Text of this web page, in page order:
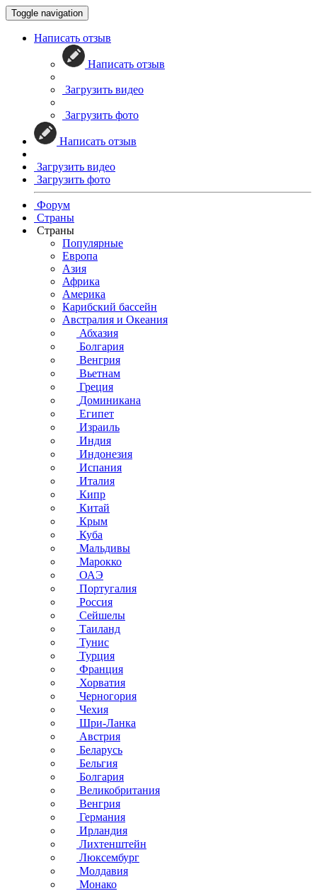
Toggle navigation
Написать отзыв
Написать отзыв
Загрузить видео
Загрузить фото
Написать отзыв
Загрузить видео
Загрузить фото
Форум
Страны
Страны
Популярные
Европа
Азия
Африка
Америка
Карибский бассейн
Австралия и Океания
Абхазия
Болгария
Венгрия
Вьетнам
Греция
Доминикана
Египет
Израиль
Индия
Индонезия
Испания
Италия
Кипр
Китай
Крым
Куба
Мальдивы
Марокко
ОАЭ
Португалия
Россия
Сейшелы
Таиланд
Тунис
Турция
Франция
Хорватия
Черногория
Чехия
Шри-Ланка
Австрия
Беларусь
Бельгия
Болгария
Великобритания
Венгрия
Германия
Ирландия
Лихтенштейн
Люксембург
Молдавия
Монако